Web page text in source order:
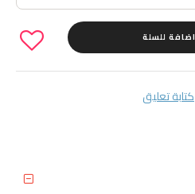
كتابة تعليق
اضافة للسلة